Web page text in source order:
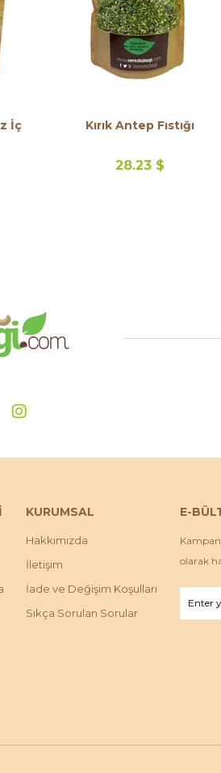
İç
Kırık Antep Fıstığı
28.23 $
KURUMSAL
Hakkımızda
İletişim
İade ve Değişim Koşulları
Sıkça Sorulan Sorular
E-
olarak